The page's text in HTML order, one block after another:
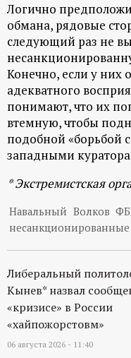
Логично
обмана, рядовые
следующий раз не
Конечно, если у них
адекватного
понимают, что их
втемную, чтобы
подобной «борьбой
западными
* Экстремистская
Навальный Волков
Либеральный
Кынев* назвал
«кризисе» в России
«хайпожорстовм»
06 августа 2026 - 11:40